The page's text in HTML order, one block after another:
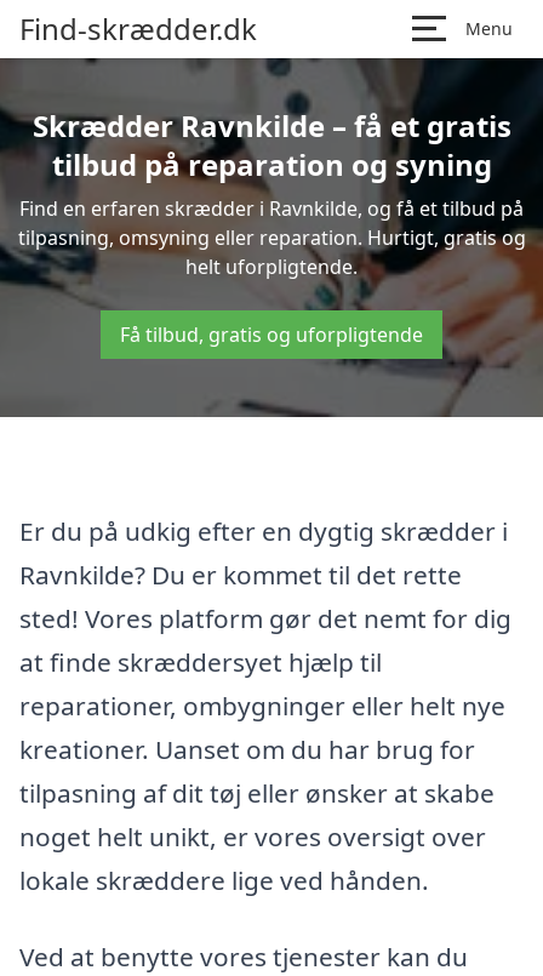
Find-skrædder.dk Menu
Skrædder Ravnkilde – få et gratis
tilbud på reparation og syning
Find en erfaren skrædder i Ravnkilde, og få et tilbud på
tilpasning, omsyning eller reparation. Hurtigt, gratis og
helt uforpligtende.
Få tilbud, gratis og uforpligtende
Er du på udkig efter en dygtig skrædder i
Ravnkilde? Du er kommet til det rette
sted! Vores platform gør det nemt for dig
at finde skræddersyet hjælp til
reparationer, ombygninger eller helt nye
kreationer. Uanset om du har brug for
tilpasning af dit tøj eller ønsker at skabe
noget helt unikt, er vores oversigt over
lokale skræddere lige ved hånden.
Ved at benytte vores tjenester kan du